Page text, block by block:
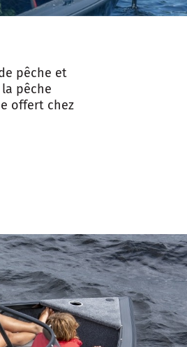
pêche et
pêche
offert chez